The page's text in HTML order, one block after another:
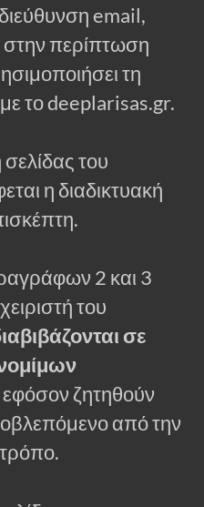
email,
στην περίπτωση
τη
το deeplarisas.gr.
του
η διαδικτυακή
2 και 3
του
σε
εφόσον ζητηθούν
από την